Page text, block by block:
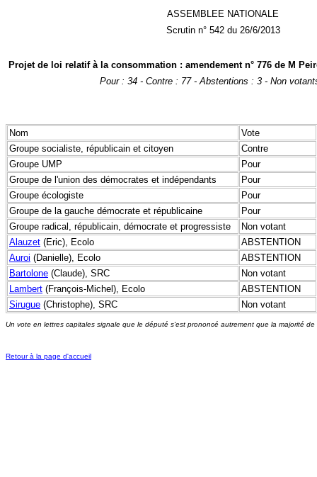
ASSEMBLEE NATIONALE
Scrutin n° 542 du 26/6/2013
Projet de loi relatif à la consommation : amendement n° 776 de M
Pour : 34 - Contre : 77 - Abstentions : 3 - Non
Nom
Vote
Groupe socialiste, républicain et citoyen
Contre
Groupe UMP
Pour
Groupe de l'union des démocrates et indépendants
Pour
Groupe écologiste
Pour
Groupe de la gauche démocrate et républicaine
Pour
Groupe radical, républicain, démocrate et progressiste
Non votant
Alauzet (Eric), Ecolo
ABSTENTION
Auroi (Danielle), Ecolo
ABSTENTION
Bartolone (Claude), SRC
Non votant
Lambert (François-Michel), Ecolo
ABSTENTION
Sirugue (Christophe), SRC Non votant
Un vote en lettres capitales signale que le député s'est prononcé autrement que la majorité
Retour à la page d'accueil